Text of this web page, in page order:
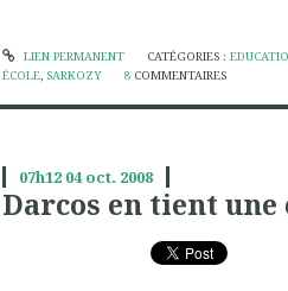
LIEN PERMANENT CATÉGORIES :
ÉCOLE, SARKOZY 8 COMMENTAIRES
07h12 04 oct. 2008
Darcos en tient une